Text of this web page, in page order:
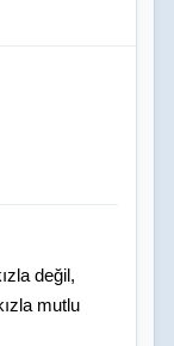
değil,
mutlu